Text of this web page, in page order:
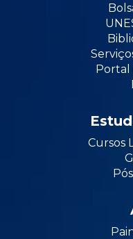
Portal
Cursos